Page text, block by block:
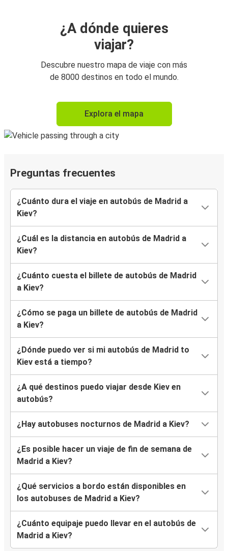
¿A dónde quieres
viajar?
Descubre nuestro mapa de viaje con más
de 8000 destinos en todo el mundo.
Explora el mapa
Preguntas frecuentes
¿Cuánto dura el viaje en autobús de Madrid a
Kiev?
¿Cuál es la distancia en autobús de Madrid a
Kiev?
¿Cuánto cuesta el billete de autobús de Madrid
a Kiev?
¿Cómo se paga un billete de autobús de Madrid
a Kiev?
¿Dónde puedo ver si mi autobús de Madrid to
Kiev está a tiempo?
¿A qué destinos puedo viajar desde Kiev en
autobús?
¿Hay autobuses nocturnos de Madrid a Kiev?
¿Es posible hacer un viaje de fin de semana de
Madrid a Kiev?
¿Qué servicios a bordo están disponibles en
los autobuses de Madrid a Kiev?
¿Cuánto equipaje puedo llevar en el autobús de
Madrid a Kiev?